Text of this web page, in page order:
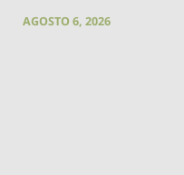
AGOSTO 6, 2026